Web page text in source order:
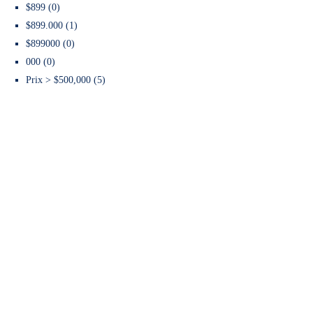
$899 (0)
$899.000 (1)
$899000 (0)
000 (0)
Prix > $500,000 (5)